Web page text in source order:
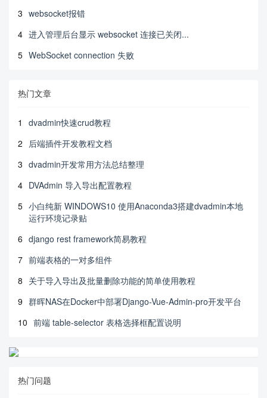
3 websocket报错
4 进入管理后台显示 websocket 连接已关闭...
5 WebSocket connection 失败
热门文章
1
dvadmin快速crud教程
2 后端插件开发教程文档
3 dvadmin开发常用方法总结整理
4 DVAdmin 导入导出配置教程
5 小白纯新 WINDOWS10 使用Anaconda3搭建dvadmin本地
运行环境记录贴
6 django rest framework简易教程
7 前端表格的一对多组件
8 关于导入导出及批量删除功能的简单使用教程
9 群晖NAS在Docker中部署Django-Vue-Admin-pro开发平台
10 前端 table-selector 表格选择框配置说明
热门问题